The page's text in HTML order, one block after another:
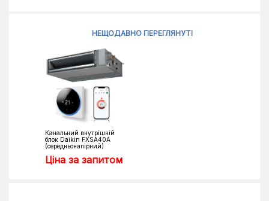
НЕЩОДАВНО ПЕРЕГЛЯНУТІ
Канальний внутрішній
блок Daikin FXSA40A
(середньонапірний)
Ціна за запитом